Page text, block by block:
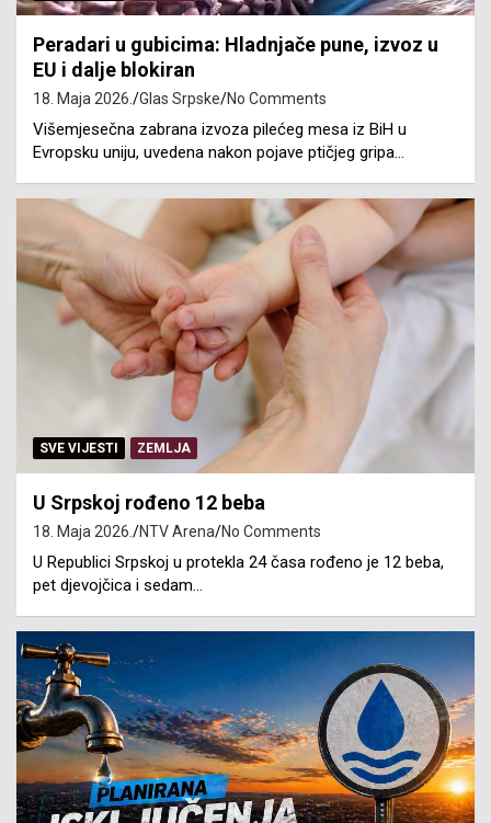
Peradari u gubicima: Hladnjače pune, izvoz u
EU i dalje blokiran
18. Maja 2026. Glas Srpske No Comments
Višemjesečna zabrana izvoza pilećeg mesa iz BiH u
Evropsku uniju, uvedena nakon pojave ptičjeg gripa…
SVE VIJESTI ZEMLJA
U Srpskoj rođeno 12 beba
18. Maja 2026. NTV Arena No Comments
U Republici Srpskoj u protekla 24 časa rođeno je 12 beba,
pet djevojčica i sedam…